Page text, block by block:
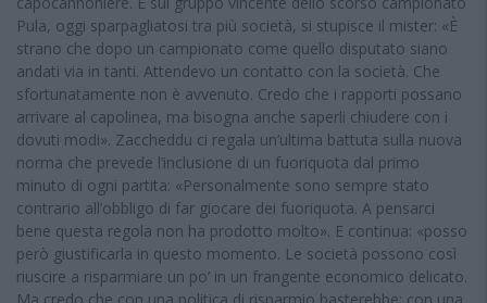
Pula, oggi sparpagliatosi tra più società, si stupisce il mister: «È
strano che dopo un campionato come quello disputato siano
andati via in tanti. Attendevo un contatto con la società. Che
sfortunatamente non è avvenuto. Credo che i rapporti possano
arrivare al capolinea, ma bisogna anche saperli chiudere con i
dovuti modi». Zaccheddu ci regala un’ultima battuta sulla nuova
norma che prevede l’inclusione di un fuoriquota dal primo
minuto di ogni partita: «Personalmente sono sempre stato
contrario all’obbligo di far giocare dei fuoriquota. A pensarci
bene questa regola non ha prodotto molto». E continua: «posso
però giustificarla in questo momento. Le società possono così
riuscire a risparmiare un po’ in un frangente economico delicato.